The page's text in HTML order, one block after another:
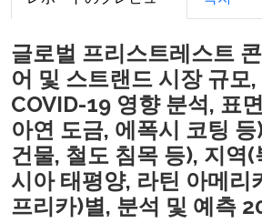
글로벌 프리스트레스트
어 및 스트랜드 시장 규모
COVID-19 영향 분석, 표
아연 도금, 에폭시 코팅
건물, 철도 침목 등), 지역
시아 태평양, 라틴 아메리
프리카)별, 분석 및 예측